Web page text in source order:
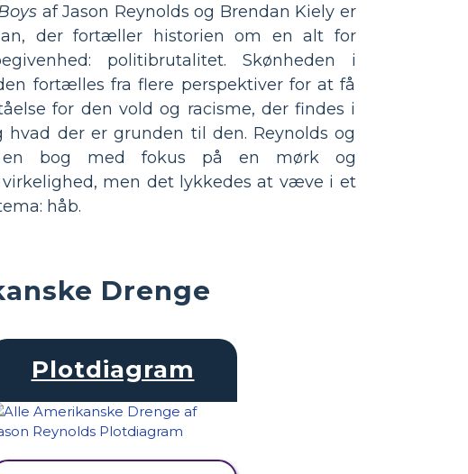
af Jason Reynolds og Brendan Kiely er
der fortæller historien om en alt for
politibrutalitet. Skønheden i
fortælles fra flere perspektiver for at få
for den vold og racisme, der findes i
hvad der er grunden til den. Reynolds og
en bog med fokus på en mørk og
men det lykkedes at væve i et
håb.
Drenge
Plotdiagram